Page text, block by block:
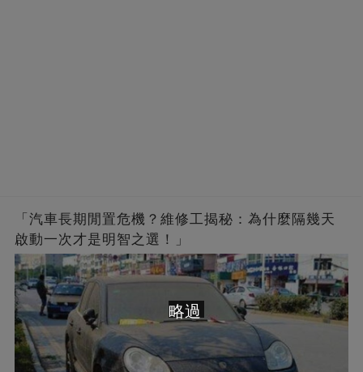
「汽車長期閒置危機？維修工揭秘：為什麼隔幾天
啟動一次才是明智之選！」
略過